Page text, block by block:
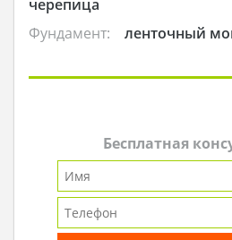
черепица
Фундамент:
ленточный
Бесплатная